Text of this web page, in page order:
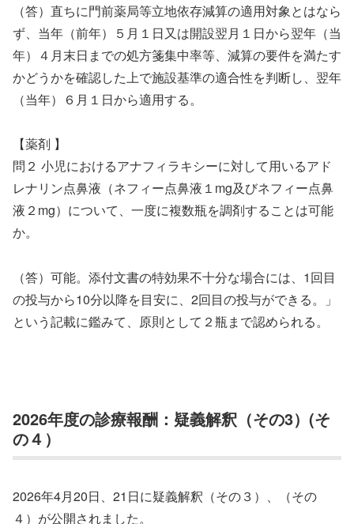
（答）直ちに門前薬局等立地依存減算の適用対象とはなら
ず、当年（前年）５月１日又は開設翌月１日から翌年（当
年）４月末日までの処方箋集中率等、減算の要件を満たす
かどうかを確認した上で施設基準の適合性を判断し、翌年
（当年）６月１日から適用する。
【薬剤 】
問２ 小児におけるアナフィラキシーに対して用いるアド
レナリン点鼻液（ネフィー点鼻液１mg及びネフィー点鼻
液２mg）について、一度に複数瓶を調剤することは可能
か。
（答）可能。添付文書の特効果不十分な場合には、1回目
の投与から10分以降を目安に、2回目の投与ができる。」
という記載に鑑みて、原則として２瓶まで認められる。
2026年度の診療報酬：疑義解釈（その3）(そ
の４）
2026年4月20日、21日に疑義解釈（その３）、（その
４）が公開されました。